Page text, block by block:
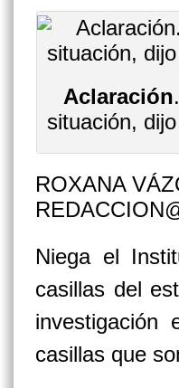
Aclaración
situación,
ROXANA
Niega el
casillas del
casillas que